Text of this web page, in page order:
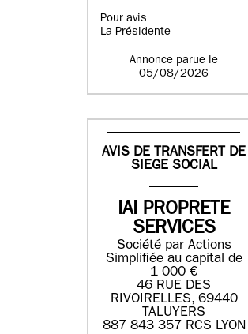
Pour avis
La Présidente
Annonce parue le
05/08/2026
AVIS DE TRANSFERT DE
SIEGE SOCIAL
IAI PROPRETE
SERVICES
Société par Actions
Simplifiée au capital de
1 000 €
46 RUE DES
RIVOIRELLES, 69440
TALUYERS
887 843 357 RCS LYON